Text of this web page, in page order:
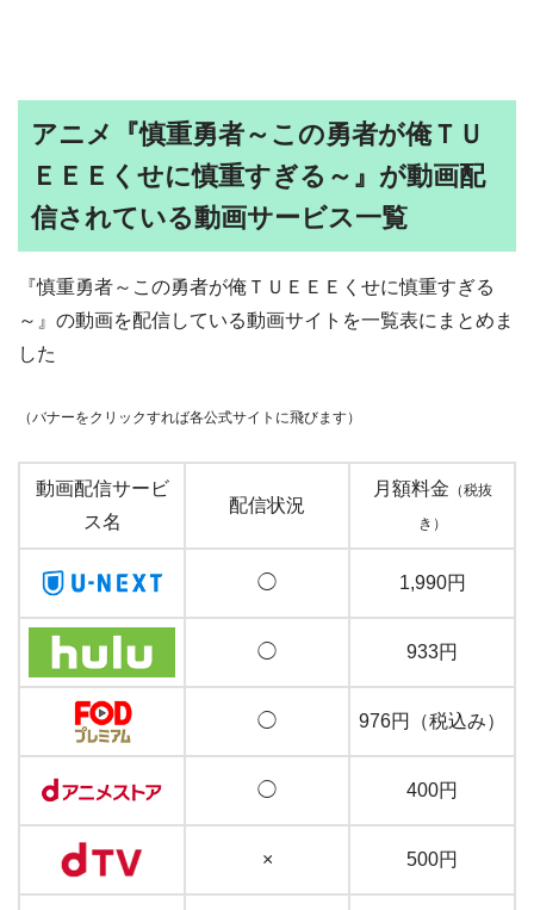
アニメ『慎重勇者～この勇者が俺ＴＵ
ＥＥＥくせに慎重すぎる～』が動画配
信されている動画サービス一覧
『慎重勇者～この勇者が俺ＴＵＥＥＥくせに慎重すぎる
～』の動画を配信している動画サイトを一覧表にまとめま
した
（バナーをクリックすれば各公式サイトに飛びます）
動画配信サービ
ス名
配信状況
月額料金 （税抜
き）
◯ 1,990円
◯ 933円
◯ 976円（税込み）
◯ 400円
× 500円